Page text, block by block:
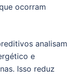
ocorram
analisam
e
Isso reduz